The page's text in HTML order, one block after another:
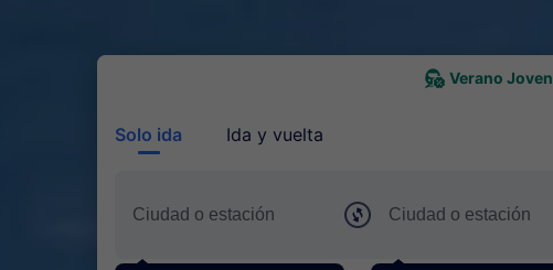
Verano Joven
Solo ida Ida y vuelta